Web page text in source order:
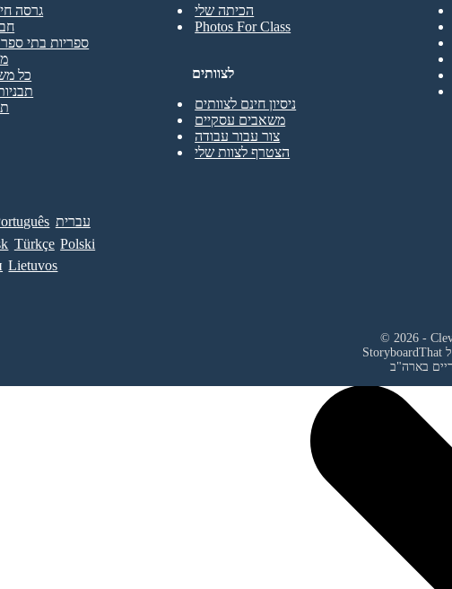
הכיתה שלי
Photos For Class
גרסה
ספריות בתי ספר
כל
לצוותים
ניסיון חינם לצוותים
משאבים עסקיים
צור עבור עבודה
הצטרף לצוות שלי
עברית
Türkçe Polski
Lietuvos
בארה"ב